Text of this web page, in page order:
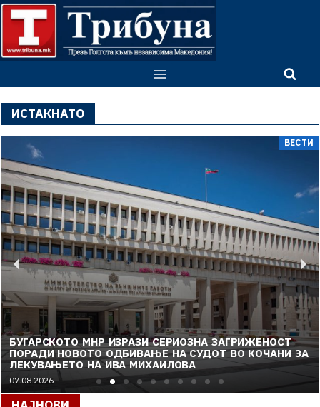
ИСТАКНАТО
ВЕСТИ
БУГАРСКОТО МНР ИЗРАЗИ СЕРИОЗНА ЗАГРИЖЕНОСТ
ПОРАДИ НОВОТО ОДБИВАЊЕ НА СУДОТ ВО КОЧАНИ ЗА
ЛЕКУВАЊЕТО НА ИВА МИХАИЛОВА
07.08.2026